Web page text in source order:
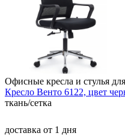
Офисные кресла и стулья
Кресло Венто 6122, цвет
ткань/сетка
доставка от 1 дня